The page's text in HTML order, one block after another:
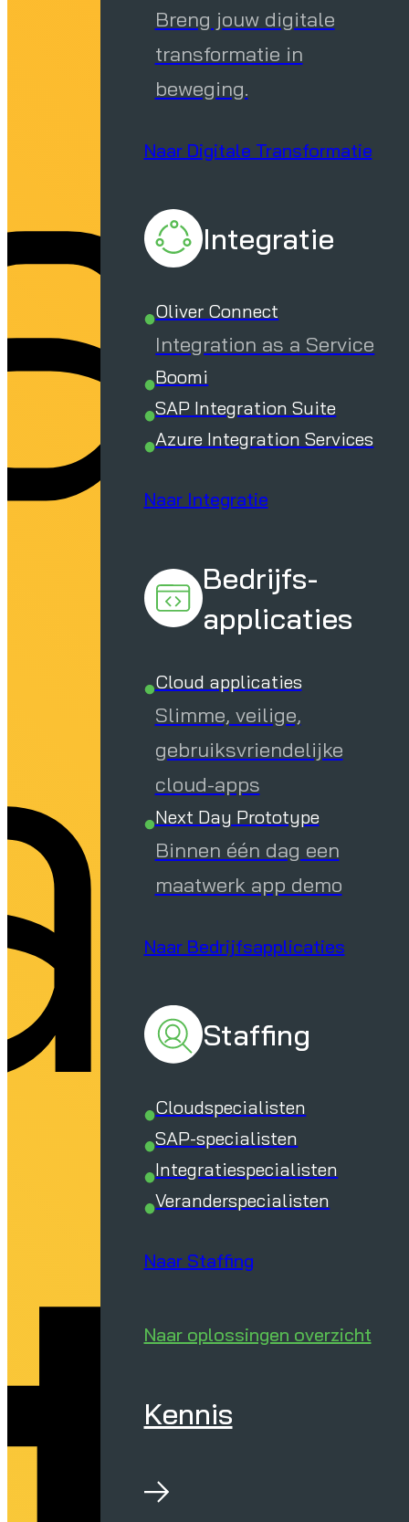
Breng jouw digitale
transformatie in
beweging.
Naar Digitale Transformatie
Integratie
Oliver Connect
Integration as a Service
Boomi
SAP Integration Suite
Azure Integration Services
Naar Integratie
Bedrijfs-
applicaties
Cloud applicaties
Slimme, veilige,
gebruiksvriendelijke
cloud-apps
Next Day Prototype
Binnen één dag een
maatwerk app demo
Naar Bedrijfsapplicaties
Staffing
Cloudspecialisten
SAP-specialisten
Integratiespecialisten
Veranderspecialisten
Naar Staffing
Naar oplossingen overzicht
Kennis